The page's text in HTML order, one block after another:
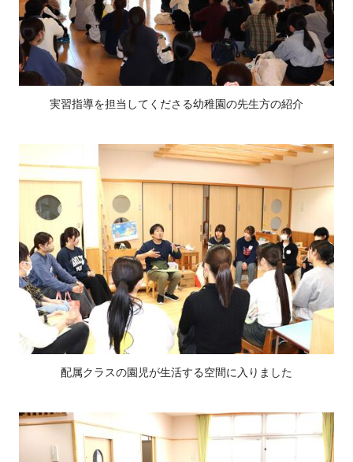
実習指導を担当してくださる幼稚園の先生方の紹介
配属クラスの園児が生活する空間に入りました